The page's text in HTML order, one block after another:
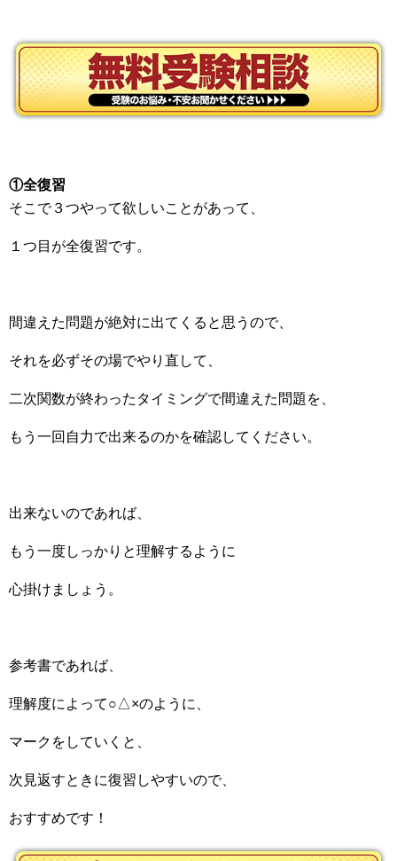
①全復習
そこで３つやって欲しいことがあって、
１つ目が全復習です。
間違えた問題が絶対に出てくると思うので、
それを必ずその場でやり直して、
二次関数が終わったタイミングで間違えた問題を、
もう一回自力で出来るのかを確認してください。
出来ないのであれば、
もう一度しっかりと理解するように
心掛けましょう。
参考書であれば、
理解度によって○△×のように、
マークをしていくと、
次見返すときに復習しやすいので、
おすすめです！